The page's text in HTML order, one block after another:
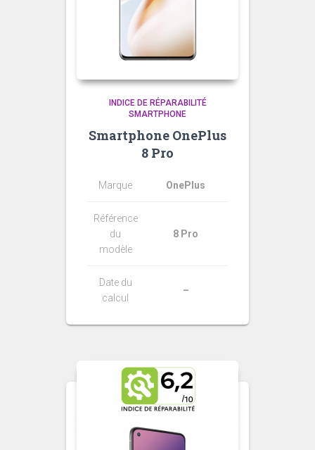
INDICE DE RÉPARABILITÉ
SMARTPHONE
Smartphone OnePlus
8 Pro
Marque OnePlus
Référence
du
modèle
8 Pro
Date du
calcul
–